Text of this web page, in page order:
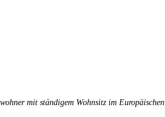
mit ständigem Wohnsitz im Europäischen